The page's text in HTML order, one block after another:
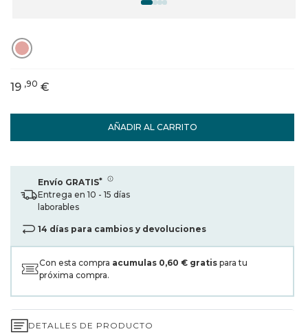
AÑADIR AL CARRITO
19 ,90 €
Envío GRATIS*
Entrega en 10 - 15 días
laborables
14 días para cambios y devoluciones
Con esta compra acumulas 0,60 € gratis para tu
próxima compra.
DETALLES DE PRODUCTO